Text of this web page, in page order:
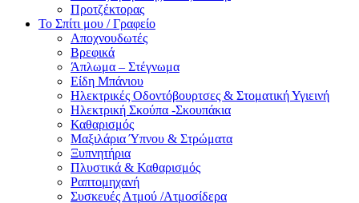
Προτζέκτορας
Το Σπίτι μου / Γραφείο
Αποχνουδωτές
Βρεφικά
Άπλωμα – Στέγνωμα
Είδη Μπάνιου
Ηλεκτρικές Οδοντόβουρτσες & Στοματική Υγιεινή
Ηλεκτρική Σκούπα -Σκουπάκια
Καθαρισμός
Μαξιλάρια Ύπνου & Στρώματα
Ξυπνητήρια
Πλυστικά & Καθαρισμός
Ραπτομηχανή
Συσκευές Ατμού /Ατμοσίδερα